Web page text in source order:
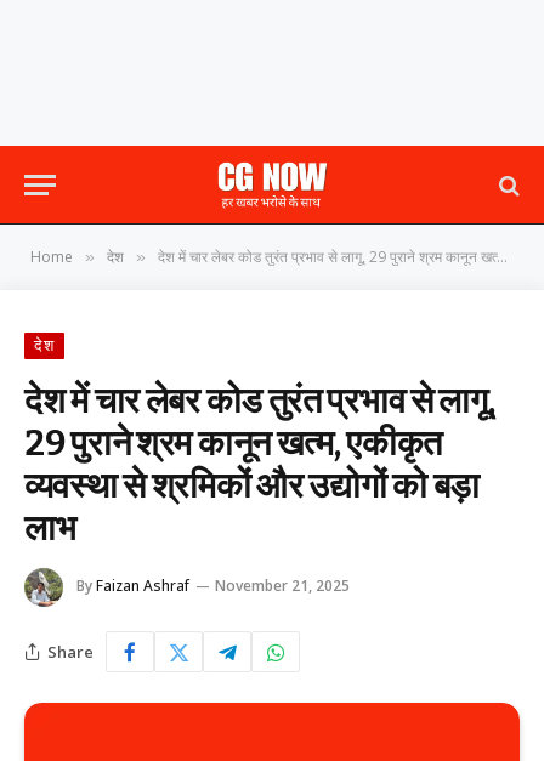
Home » देश » देश में चार लेबर कोड तुरंत प्रभाव से लागू, 29 पुराने श्रम कानून खत्म, एकीकृत व्यवस्था से श्रमिकों और उद्योगों को बड़ा लाभ
देश
देश में चार लेबर कोड तुरंत प्रभाव से लागू,
29 पुराने श्रम कानून खत्म, एकीकृत
व्यवस्था से श्रमिकों और उद्योगों को बड़ा
लाभ
ByFaizan Ashraf November 21, 2025
Share